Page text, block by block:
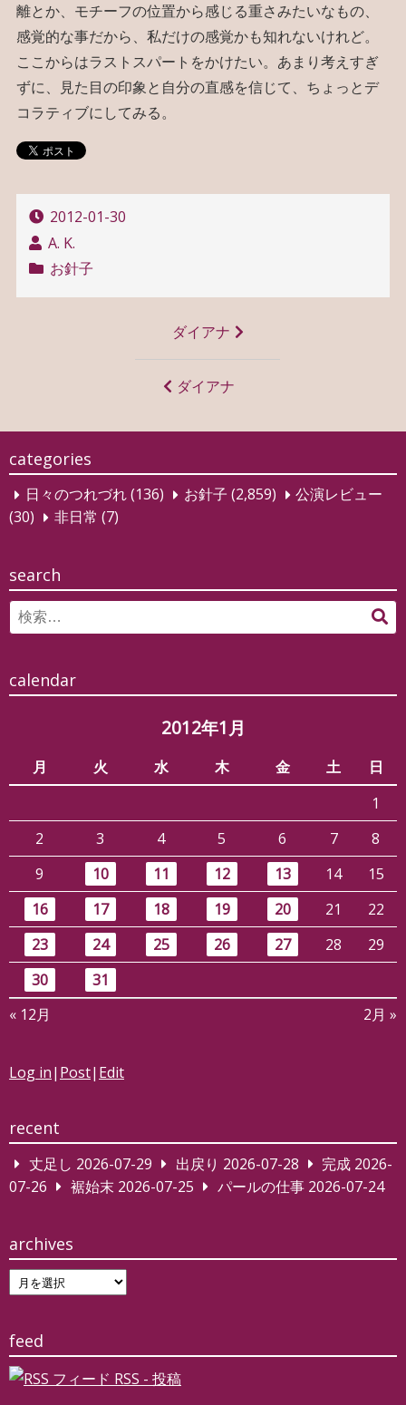
離とか、モチーフの位置から感じる重さみたいなもの、
感覚的な事だから、私だけの感覚かも知れないけれど。
ここからはラストスパートをかけたい。あまり考えすぎ
ずに、見た目の印象と自分の直感を信じて、ちょっとデ
コラティブにしてみる。
2012-01-30
A. K.
お針子
ゲ
ー
シ
ョ
ダイアナ
ダイアナ
categories
日々のつれづれ(136) お針子 (2,859)
公演レビュー
(30)
非日常 (7)
search
Search
for:
検
calendar
2012年1月
月 火 水 木 金 土
日
1
2
3 4 5 6 7
8
9
10 11 12 13 14
15
16
17 18 19 20 21
22
23
24 25 26 27 28
29
30
31
« 12月
2月 »
Log in| Post| Edit
recent
丈足し 2026-07-29 出戻り 2026-07-28 完成 2026-
07-26
裾始末 2026-07-25 パールの仕事 2026-07-24
archives
archives
feed
RSS - 投稿